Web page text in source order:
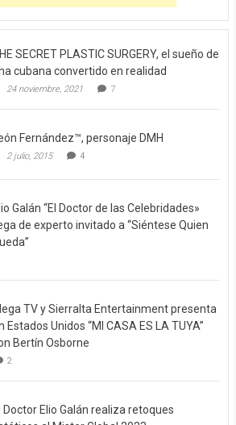
SECRET PLASTIC SURGERY, el sueño de
cubana convertido en realidad
24 noviembre, 2021 7
Fernández™, personaje DMH
2 julio, 2015 4
Galán “El Doctor de las Celebridades»
de experto invitado a “Siéntese Quien
TV y Sierralta Entertainment presenta
Estados Unidos “MI CASA ES LA TUYA”
Bertín Osborne
2
Doctor Elio Galán realiza retoques